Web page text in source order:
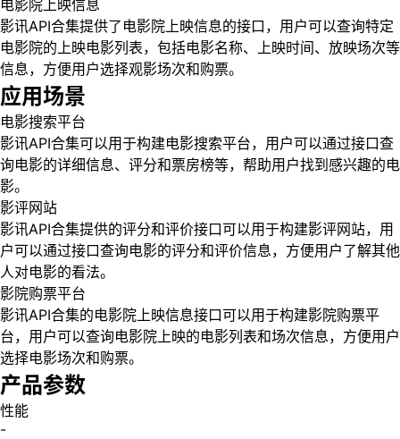
电影院上映信息
影讯API合集提供了电影院上映信息的接口，用户可以查询特定
电影院的上映电影列表，包括电影名称、上映时间、放映场次等
信息，方便用户选择观影场次和购票。
应用场景
电影搜索平台
影讯API合集可以用于构建电影搜索平台，用户可以通过接口查
询电影的详细信息、评分和票房榜等，帮助用户找到感兴趣的电
影。
影评网站
影讯API合集提供的评分和评价接口可以用于构建影评网站，用
户可以通过接口查询电影的评分和评价信息，方便用户了解其他
人对电影的看法。
影院购票平台
影讯API合集的电影院上映信息接口可以用于构建影院购票平
台，用户可以查询电影院上映的电影列表和场次信息，方便用户
选择电影场次和购票。
产品参数
性能
-